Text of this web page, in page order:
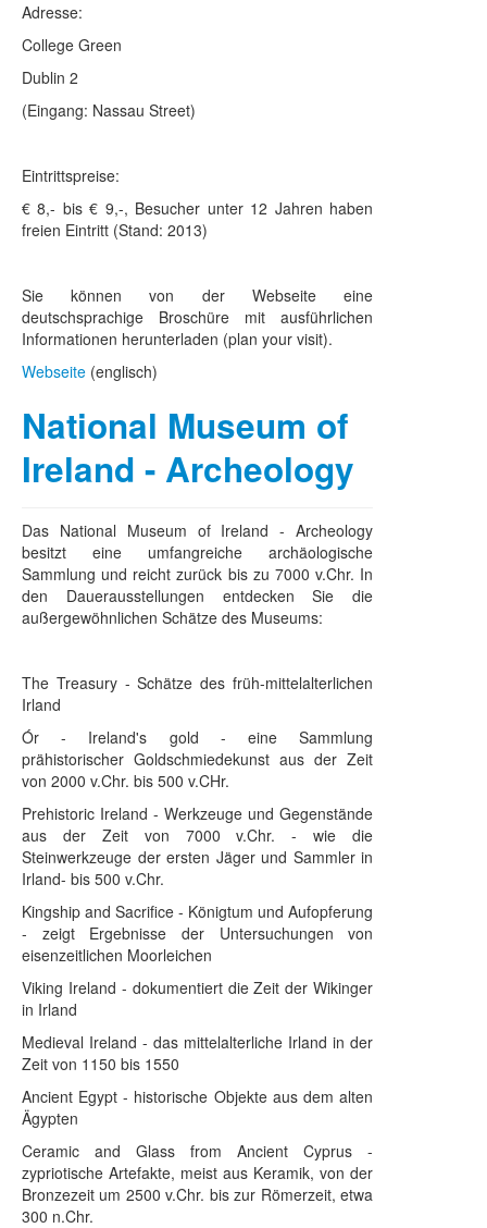
Adresse:
College Green
Dublin 2
(Eingang: Nassau Street)
Eintrittspreise:
€ 8,- bis € 9,-, Besucher unter 12 Jahren haben
freien Eintritt (Stand: 2013)
Sie können von der Webseite eine
deutschsprachige Broschüre mit ausführlichen
Informationen herunterladen (plan your visit).
Webseite (englisch)
National Museum of
Ireland - Archeology
Das National Museum of Ireland - Archeology
besitzt eine umfangreiche archäologische
Sammlung und reicht zurück bis zu 7000 v.Chr. In
den Dauerausstellungen entdecken Sie die
außergewöhnlichen Schätze des Museums:
The Treasury - Schätze des früh-mittelalterlichen
Irland
Ór - Ireland's gold - eine Sammlung
prähistorischer Goldschmiedekunst aus der Zeit
von 2000 v.Chr. bis 500 v.CHr.
Prehistoric Ireland - Werkzeuge und Gegenstände
aus der Zeit von 7000 v.Chr. - wie die
Steinwerkzeuge der ersten Jäger und Sammler in
Irland- bis 500 v.Chr.
Kingship and Sacrifice - Königtum und Aufopferung
- zeigt Ergebnisse der Untersuchungen von
eisenzeitlichen Moorleichen
Viking Ireland - dokumentiert die Zeit der Wikinger
in Irland
Medieval Ireland - das mittelalterliche Irland in der
Zeit von 1150 bis 1550
Ancient Egypt - historische Objekte aus dem alten
Ägypten
Ceramic and Glass from Ancient Cyprus -
zypriotische Artefakte, meist aus Keramik, von der
Bronzezeit um 2500 v.Chr. bis zur Römerzeit, etwa
300 n.Chr.